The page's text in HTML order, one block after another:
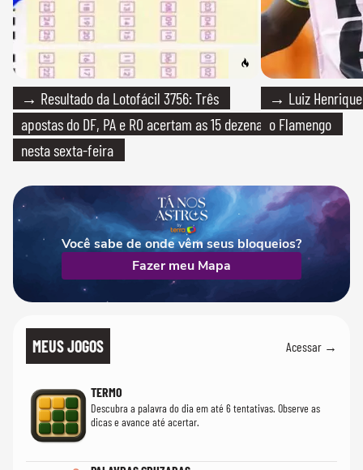
→ Resultado da Lotofácil 3756: Três
apostas do DF, PA e RO acertam as 15 dezenas
nesta sexta-feira
→ Luiz
o Flamengo
Você sabe de onde vêm seus bloqueios?
Fazer meu Mapa
MEUS JOGOS Acessar →
TERMO
Descubra a palavra do dia em até 6 tentativas. Observe as
dicas e avance até acertar.